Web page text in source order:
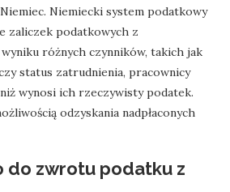
Niemiecki system podatkowy
zaliczek podatkowych z
różnych czynników, takich jak
status zatrudnienia, pracownicy
wynosi ich rzeczywisty podatek.
odzyskania nadpłaconych
do zwrotu podatku z